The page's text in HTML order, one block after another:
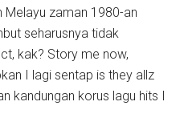
Melayu zaman 1980-an
seharusnya tidak
kak? Story me now,
I lagi sentap is they allz
kandungan korus lagu hits I